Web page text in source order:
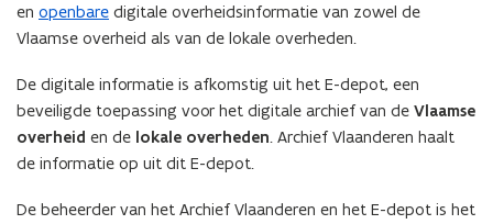
en openbare digitale overheidsinformatie van zowel de
Vlaamse overheid als van de lokale overheden.
De digitale informatie is afkomstig uit het E-depot, een
beveiligde toepassing voor het digitale archief van de Vlaamse
overheid en de lokale overheden. Archief Vlaanderen haalt
de informatie op uit dit E-depot.
De beheerder van het Archief Vlaanderen en het E-depot is het